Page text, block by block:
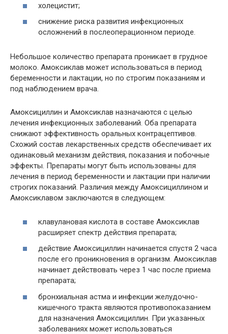
холецистит;
снижение риска развития инфекционных
осложнений в послеоперационном периоде.
Небольшое количество препарата проникает в грудное
молоко. Амоксиклав может использоваться в период
беременности и лактации, но по строгим показаниям и
под наблюдением врача.
Амоксициллин и Амоксиклав назначаются с целью
лечения инфекционных заболеваний. Оба препарата
снижают эффективность оральных контрацептивов.
Схожий состав лекарственных средств обеспечивает их
одинаковый механизм действия, показания и побочные
эффекты. Препараты могут быть использованы для
лечения в период беременности и лактации при наличии
строгих показаний. Различия между Амоксициллином и
Амоксиклавом заключаются в следующем:
клавулановая кислота в составе Амоксиклав
расширяет спектр действия препарата;
действие Амоксициллин начинается спустя 2 часа
после его проникновения в организм. Амоксиклав
начинает действовать через 1 час после приема
препарата;
бронхиальная астма и инфекции желудочно-
кишечного тракта являются противопоказанием
для назначения Амоксициллин. При указанных
заболеваниях может использоваться